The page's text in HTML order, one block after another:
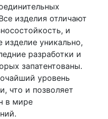
изделия отличают
и
уникально,
разработки и
запатентованы.
уровень
что и позволяет
в мире